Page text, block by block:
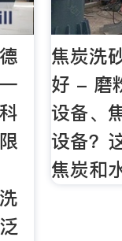
焦炭洗
好 - 磨
设备、
设备？
焦炭和